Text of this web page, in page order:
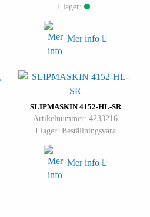
I lager:
Mer info
SLIPMASKIN 4152-HL-SR
Artikelnummer: 4233216
I lager: Beställningsvara
Mer info